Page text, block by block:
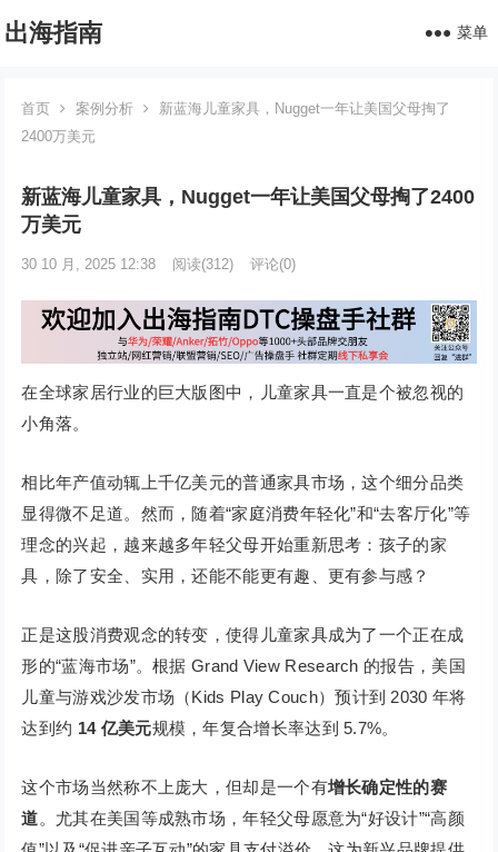
出海指南 菜单
首页 案例分析
新蓝海儿童家具，Nugget一年让美国父母掏了
2400万美元
新蓝海儿童家具，Nugget一年让美国父母掏了2400
万美元
30 10 月, 2025 12:38 阅读(312) 评论(0)
在全球家居行业的巨大版图中，儿童家具一直是个被忽视的
小角落。
相比年产值动辄上千亿美元的普通家具市场，这个细分品类
显得微不足道。然而，随着“家庭消费年轻化”和“去客厅化”等
理念的兴起，越来越多年轻父母开始重新思考：孩子的家
具，除了安全、实用，还能不能更有趣、更有参与感？
正是这股消费观念的转变，使得儿童家具成为了一个正在成
形的“蓝海市场”。根据 Grand View Research 的报告，美国
儿童与游戏沙发市场（Kids Play Couch）预计到 2030 年将
达到约 14 亿美元规模，年复合增长率达到 5.7%。
这个市场当然称不上庞大，但却是一个有增长确定性的赛
道。尤其在美国等成熟市场，年轻父母愿意为“好设计”“高颜